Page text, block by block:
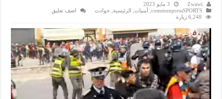
Zwawi
3 مايو 2023
communpressSPORTS
أمنيات الرئيسية حوادث
اضف تعليق
6,248 زيارة